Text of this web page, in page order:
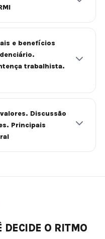
e benefícios
trabalhista.
Discussão
Principais
DECIDE O RITMO